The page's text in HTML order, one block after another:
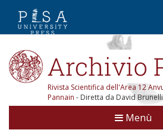
Rivista Scientifica dell'Area 12
Pannain - Diretta da David Brunelli
Menù